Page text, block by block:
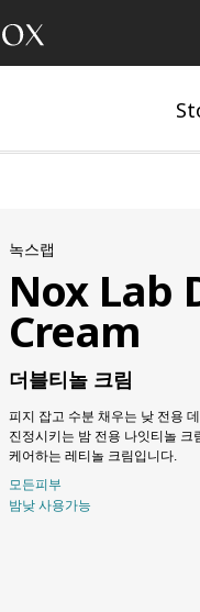
녹스랩
Nox Lab
Cream
더블티놀 크림
피지 잡고 수분 채우는 낮 전용
진정시키는 밤 전용 나잇티놀
케어하는 레티놀 크림입니다.
모든피부
밤낮 사용가능